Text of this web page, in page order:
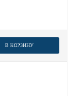
В КОРЗИНУ